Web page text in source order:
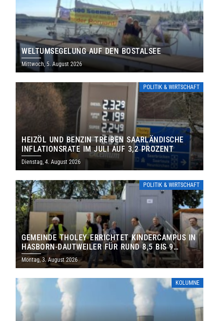
WELTUMSEGELUNG AUF DEN BOSTALSEE
Mittwoch, 5. August 2026
POLITIK & WIRTSCHAFT
HEIZÖL UND BENZIN TREIBEN SAARLÄNDISCHE
INFLATIONSRATE IM JULI AUF 3,2 PROZENT
Dienstag, 4. August 2026
POLITIK & WIRTSCHAFT
GEMEINDE THOLEY ERRICHTET KINDERCAMPUS IN
HASBORN-DAUTWEILER FÜR RUND 8,5 BIS 9
MILLIONEN EURO
Montag, 3. August 2026
KOLUMNE